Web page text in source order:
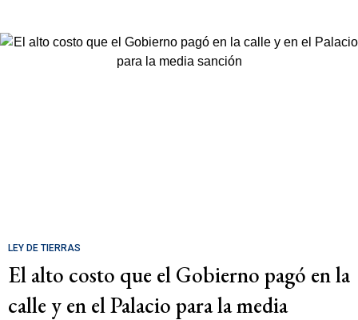
LEY DE TIERRAS
El alto costo que el Gobierno pagó en la
calle y en el Palacio para la media